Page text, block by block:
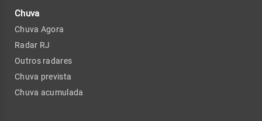
Chuva
Chuva Agora
Radar RJ
Outros radares
Chuva prevista
Chuva acumulada